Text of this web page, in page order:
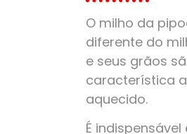
O milho da
diferente do
e seus grãos
característica
aquecido.
É